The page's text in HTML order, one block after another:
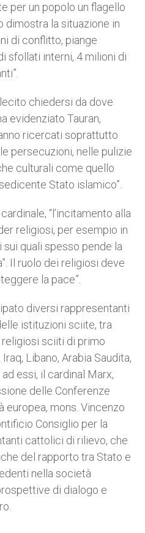
per un popolo un flagello
dimostra la situazione in
di conflitto, piange
sfollati interni, 4 milioni di
chiedersi da dove
evidenziato Tauran,
ricercati soprattutto
persecuzioni, nelle pulizie
culturali come quello
Stato islamico”.
“l’incitamento alla
religiosi, per esempio in
quali spesso pende la
Il ruolo dei religiosi deve
la pace”.
diversi rappresentanti
istituzioni sciite, tra
sciiti di primo
Libano, Arabia Saudita,
essi, il cardinal Marx,
delle Conferenze
europea, mons. Vincenzo
Consiglio per la
cattolici di rilievo, che
del rapporto tra Stato e
nella società
di dialogo e